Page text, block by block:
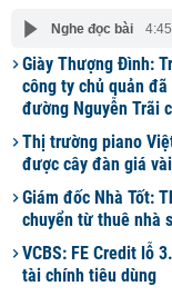
Nghe đọc bài 4:45
Giày Thượng Đình:
công ty chủ quản
đường Nguyễn Trãi
Thị trường piano
được cây đàn giá
Giám đốc Nhà Tốt:
chuyển từ thuê nhà
VCBS: FE Credit lỗ
tài chính tiêu dùng